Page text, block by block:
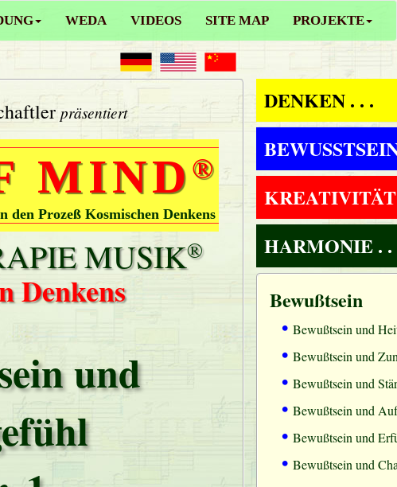
WEDA VIDEOS SITE MAP PROJEKTE
präsentiert
MIND ®
Prozeß Kosmischen Denkens
MUSIK®
Denkens
und
DENKEN . . .
HARMONIE . .
Bewußtsein
• Bewußtsein und
• Bewußtsein und
• Bewußtsein und
• Bewußtsein und
• Bewußtsein und
• Bewußtsein und